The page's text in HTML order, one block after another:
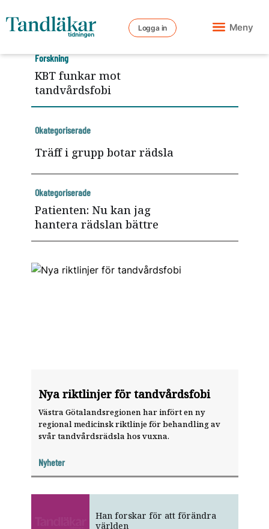
Logga in Meny
Nya riktlinjer för tandvårdsfobi
Västra Götalandsregionen har infört en ny
regional medicinsk riktlinje för behandling av
svår tandvårdsrädsla hos vuxna.
Nyheter
KBT funkar mot
tandvårdsfobi
Forskning
Träff i grupp botar rädsla
Okategoriserade
Patienten: Nu kan jag
hantera rädslan bättre
Okategoriserade
Han forskar för att förändra
världen